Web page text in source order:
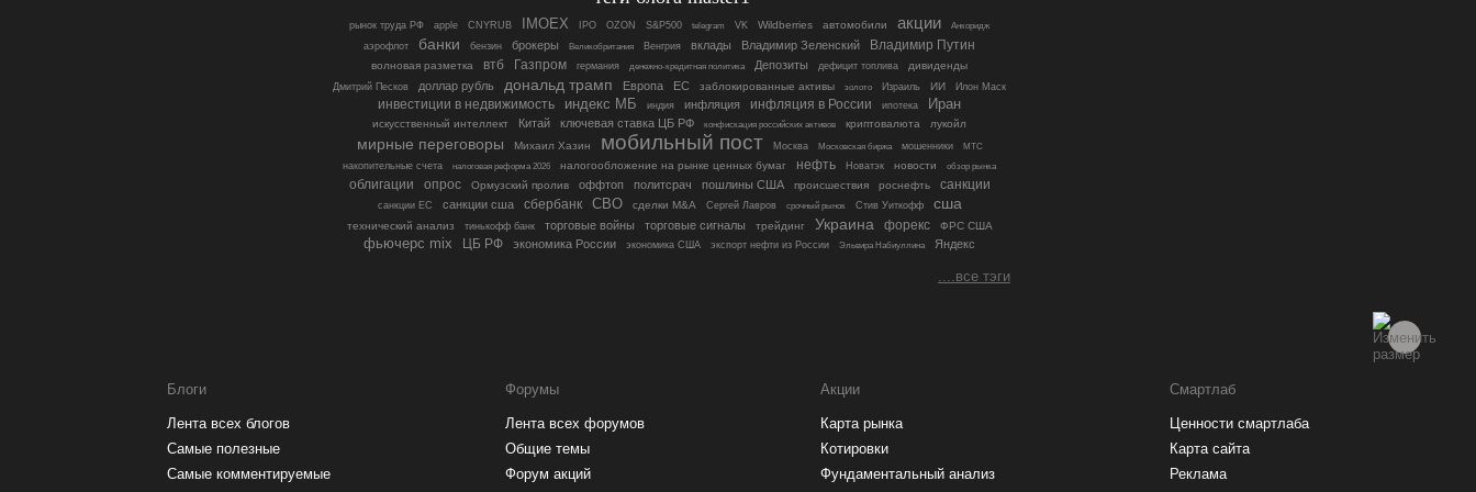
рынок труда РФ apple CNYRUB IMOEX IPO OZON S&P500 telegram VK Wildberries автомобили акции Анкоридж
аэрофлот банки бензин брокеры Великобритания Венгрия вклады Владимир Зеленский Владимир Путин
волновая разметка втб Газпром германия денежно-кредитная политика Депозиты дефицит топлива дивиденды
Дмитрий Песков доллар рубль дональд трамп Европа ЕС заблокированные активы золото Израиль ИИ Илон Маск
инвестиции в недвижимость индекс МБ индия инфляция инфляция в России ипотека Иран
искусственный интеллект Китай ключевая ставка ЦБ РФ конфискация российских активов криптовалюта лукойл
мирные переговоры Михаил Хазин мобильный пост Москва Московская биржа мошенники МТС
накопительные счета налоговая реформа 2026 налогообложение на рынке ценных бумаг нефть Новатэк новости обзор рынка
облигации опрос Ормузский пролив оффтоп политсрач пошлины США происшествия роснефть санкции
санкции ЕС санкции сша сбербанк СВО сделки M&A Сергей Лавров срочный рынок Стив Уиткофф сша
технический анализ тинькофф банк торговые войны торговые сигналы трейдинг Украина форекс ФРС США
фьючерс mix ЦБ РФ экономика России экономика США экспорт нефти из России Эльвира Набиуллина Яндекс
....все тэги
Блоги
Лента всех блогов
Самые полезные
Самые комментируемые
Форумы
Лента всех форумов
Общие темы
Форум акций
Акции
Карта рынка
Котировки
Фундаментальный анализ
Смартлаб
Ценности смартлаба
Карта сайта
Реклама